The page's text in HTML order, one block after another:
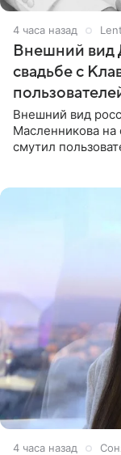
4 часа назад
Внешний вид
свадьбе с
Внешний вид
Масленникова на
смутил
4 часа назад